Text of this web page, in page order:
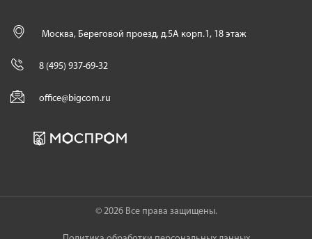
Москва, Береговой проезд, д.5А корп.1, 18 этаж
8 (495) 937-69-32
office@bigcom.ru
© 2026 Все права защищены.